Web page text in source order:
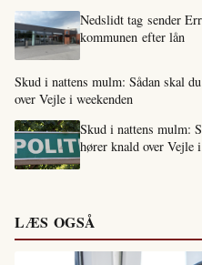
Nedslidt tag sender
kommunen efter lån
Skud i nattens mulm: Sådan skal
over Vejle i weekenden
Skud i nattens mulm:
hører knald over Vejle
LÆS OGSÅ